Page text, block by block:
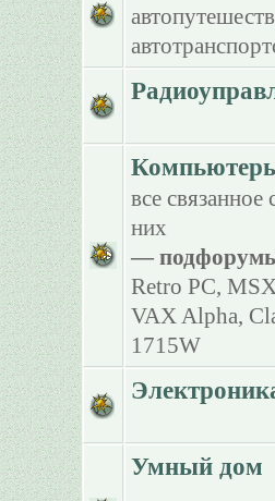
все
них
—
Retro PC, MSX
VAX Alpha,
1715W
Умный дом